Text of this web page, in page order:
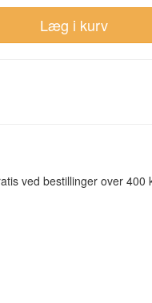
Læg i kurv
ved bestillinger over 400